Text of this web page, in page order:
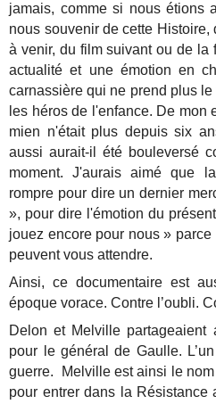
jamais, comme si nous étions
nous souvenir de cette
à venir, du film suivant ou de la
actualité et une émotion en
carnassière qui ne prend plus
les héros de l'enfance. De mon
mien n'était plus depuis six
aussi aurait-il été bouleversé
moment. J'aurais aimé que
rompre pour dire un dernier
», pour dire l'émotion du
jouez encore pour nous »
peuvent vous attendre.
Ainsi, ce documentaire est
époque vorace. Contre l’oubli.
Delon et Melville partageaient
pour le général de Gaulle.
guerre. Melville est ainsi le
pour entrer dans la Résistance